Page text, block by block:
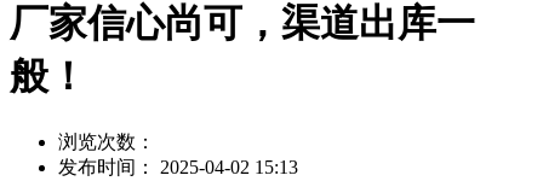
厂家信心尚可，渠道出库一
般！
浏览次数：
发布时间： 2025-04-02 15:13